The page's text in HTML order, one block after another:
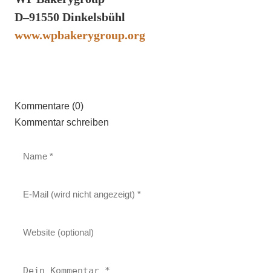
D–91550 Dinkelsbühl
www.wpbakerygroup.org
Kommentare (0)
Kommentar schreiben